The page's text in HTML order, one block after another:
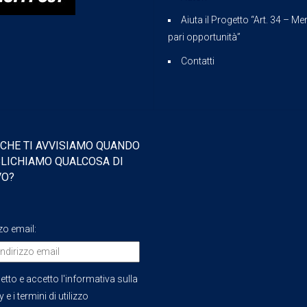
Aiuta il Progetto “Art. 34 –
pari opportunità”
Contatti
TI AVVISIAMO QUANDO
QUALCOSA DI
email:
e accetto l'informativa sulla
e i termini di utilizzo